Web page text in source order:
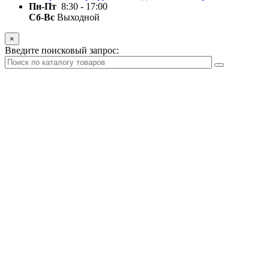
Пн-Пт 8:30 - 17:00
Сб-Вс Выходной
×
Введите поисковый запрос: